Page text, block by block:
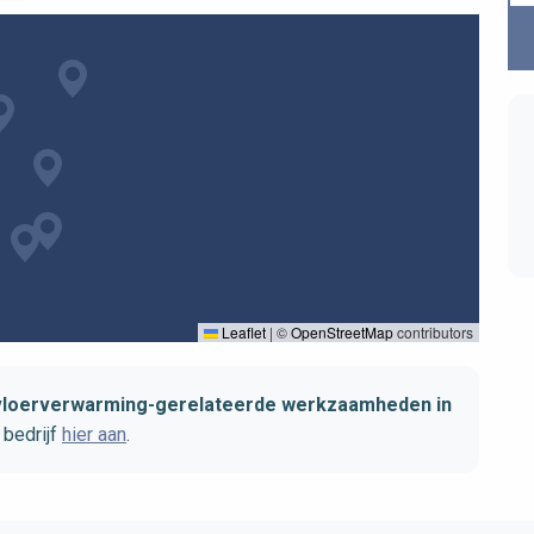
Leaflet | ©OpenStreetMapcontributors
gerelateerde werkzaamheden in
hier aan.